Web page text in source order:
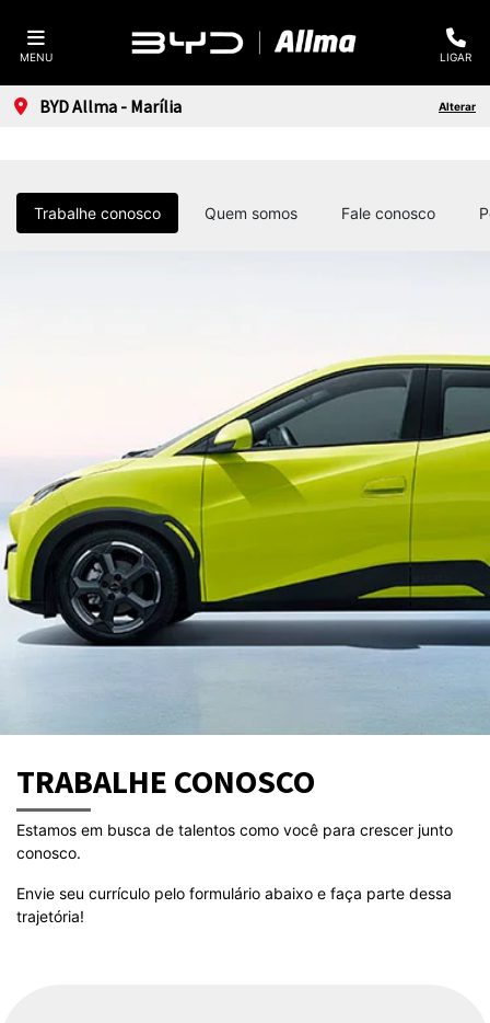
MENU LIGAR
BYD Allma - Marília Alterar
Quem somos Fale conosco
Trabalhe conosco
TRABALHE CONOSCO
Estamos em busca de talentos como você para crescer junto
conosco.
Envie seu currículo pelo formulário abaixo e faça parte dessa
trajetória!